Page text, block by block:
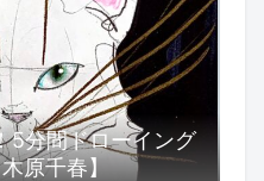
5分間ドローイング
原千春】